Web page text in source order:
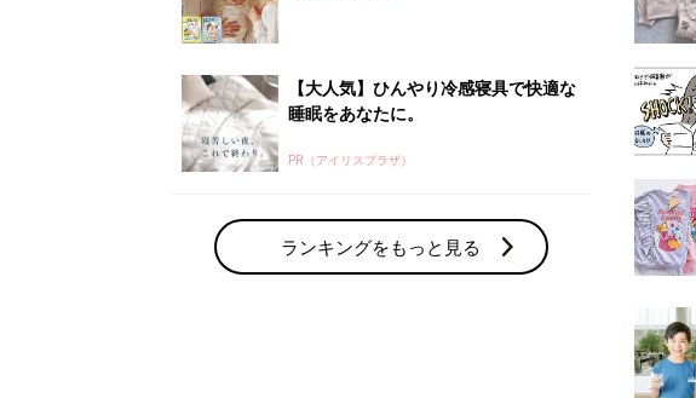
【大人気】ひんやり冷感寝具で快適な
睡眠をあなたに。
PR（アイリスプラザ）
ランキングをもっと見る